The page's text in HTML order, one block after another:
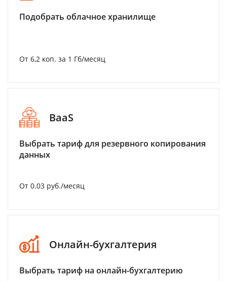
Подобрать облачное хранилище
От 6,2 коп. за 1 Гб/месяц
BaaS
Выбрать тариф для резервного копирования
данных
От 0.03 руб./месяц
Онлайн-бухгалтерия
Выбрать тариф на онлайн-бухгалтерию